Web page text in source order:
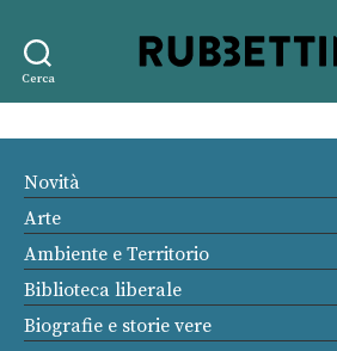
Cerca
editore
Novità
Arte
Ambiente e Territorio
Biblioteca liberale
Biografie e storie vere